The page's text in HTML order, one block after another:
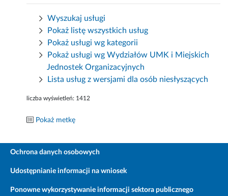
Wyszukaj usługi
Pokaż listę wszystkich usług
Pokaż usługi wg kategorii
Pokaż usługi wg Wydziałów UMK i Miejskich
Jednostek Organizacyjnych
Lista usług z wersjami dla osób niesłyszących
liczba wyświetleń: 1412
Pokaż metkę
Ochrona danych osobowych
Udostępnianie informacji na wniosek
Ponowne wykorzystywanie informacji sektora publicznego